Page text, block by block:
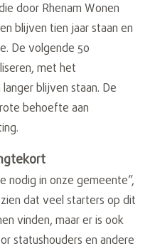
door Rhenam Wonen
blijven tien jaar staan en
De volgende 50
met het
blijven staan. De
behoefte aan
nodig in onze gemeente”,
dat veel starters op dit
vinden, maar er is ook
statushouders en andere